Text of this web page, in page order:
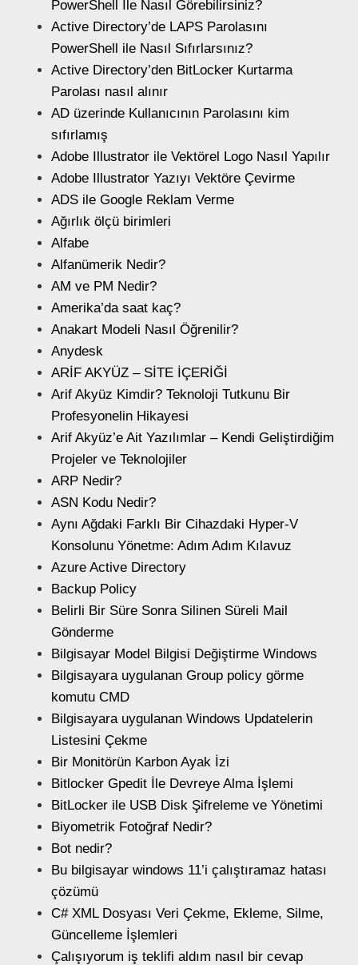
PowerShell İle Nasıl Görebilirsiniz?
Active Directory’de LAPS Parolasını
PowerShell ile Nasıl Sıfırlarsınız?
Active Directory’den BitLocker Kurtarma
Parolası nasıl alınır
AD üzerinde Kullanıcının Parolasını kim
sıfırlamış
Adobe Illustrator ile Vektörel Logo Nasıl Yapılır
Adobe Illustrator Yazıyı Vektöre Çevirme
ADS ile Google Reklam Verme
Ağırlık ölçü birimleri
Alfabe
Alfanümerik Nedir?
AM ve PM Nedir?
Amerika’da saat kaç?
Anakart Modeli Nasıl Öğrenilir?
Anydesk
ARİF AKYÜZ – SİTE İÇERİĞİ
Arif Akyüz Kimdir? Teknoloji Tutkunu Bir
Profesyonelin Hikayesi
Arif Akyüz’e Ait Yazılımlar – Kendi Geliştirdiğim
Projeler ve Teknolojiler
ARP Nedir?
ASN Kodu Nedir?
Aynı Ağdaki Farklı Bir Cihazdaki Hyper-V
Konsolunu Yönetme: Adım Adım Kılavuz
Azure Active Directory
Backup Policy
Belirli Bir Süre Sonra Silinen Süreli Mail
Gönderme
Bilgisayar Model Bilgisi Değiştirme Windows
Bilgisayara uygulanan Group policy görme
komutu CMD
Bilgisayara uygulanan Windows Updatelerin
Listesini Çekme
Bir Monitörün Karbon Ayak İzi
Bitlocker Gpedit İle Devreye Alma İşlemi
BitLocker ile USB Disk Şifreleme ve Yönetimi
Biyometrik Fotoğraf Nedir?
Bot nedir?
Bu bilgisayar windows 11’i çalıştıramaz hatası
çözümü
C# XML Dosyası Veri Çekme, Ekleme, Silme,
Güncelleme İşlemleri
Çalışıyorum iş teklifi aldım nasıl bir cevap